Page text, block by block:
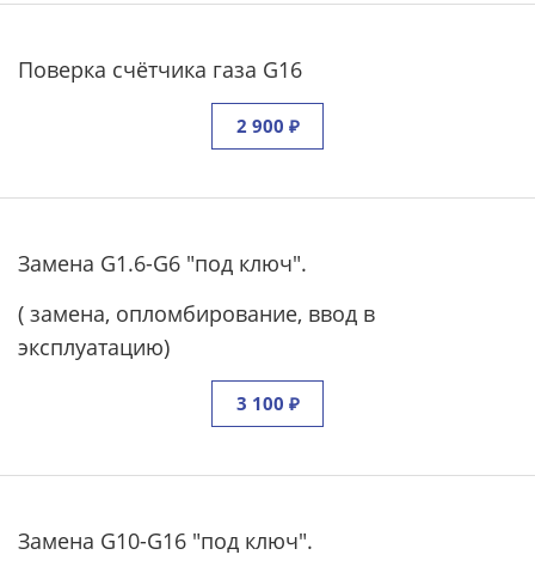
Поверка счётчика газа G16
2 900 ₽
Замена G1.6-G6 "под ключ".
( замена, опломбирование, ввод в
эксплуатацию)
3 100 ₽
Замена G10-G16 "под ключ".